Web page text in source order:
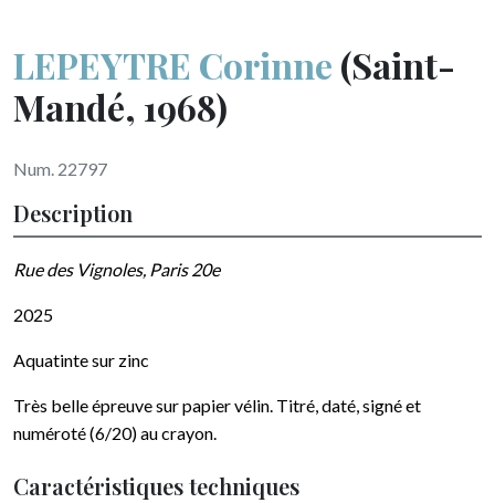
LEPEYTRE Corinne (Saint-
Mandé, 1968)
Num. 22797
Description
Rue des Vignoles, Paris 20e
2025
Aquatinte sur zinc
Très belle épreuve sur papiervélin. Titré, daté, signé et
numéroté (6/20) au crayon.
Caractéristiques techniques